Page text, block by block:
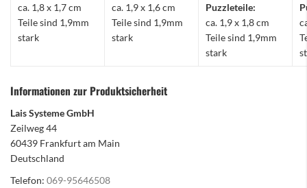
ca. 1,8 x 1,7 cm
Teile sind 1,9mm
stark
ca. 1,9 x 1,6 cm
Teile sind 1,9mm
stark
Puzzleteile:
ca. 1,9 x 1,8 cm
Teile sind 1,9mm
stark
Informationen zur Produktsicherheit
Lais Systeme GmbH
Zeilweg 44
60439 Frankfurt am Main
Deutschland
Telefon: 069-95646508